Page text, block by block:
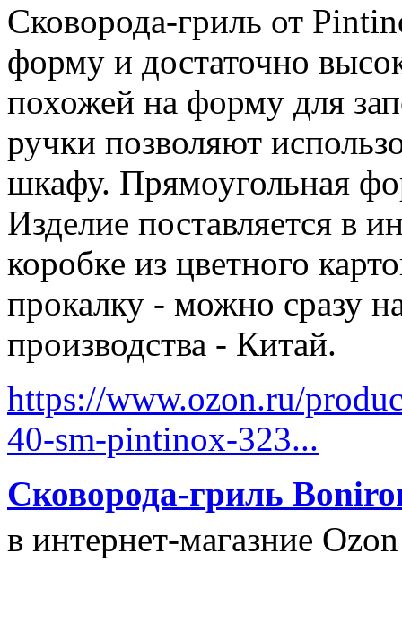
Сковорода-гриль от
форму и достаточно
похожей на форму для
ручки позволяют
шкафу. Прямоугольная
Изделие поставляется в
коробке из цветного
прокалку - можно сразу
производства - Китай.
https://www.ozon.ru/
40-sm-pintinox-323...
Сковорода-гриль
в интернет-магазние